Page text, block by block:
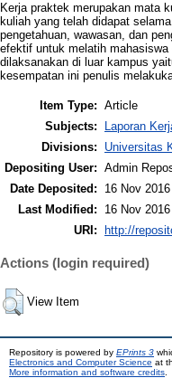
Kerja praktek merupakan mata
kuliah yang telah didapat
pengetahuan, wawasan, dan
efektif untuk melatih
dilaksanakan di luar kampus
kesempatan ini penulis
Item Type: Article
Subjects:
Laporan
Divisions:
Universitas
Depositing User: Admin
Date Deposited:
16 Nov
Last Modified:
16 Nov
URI:
http://
Actions (login required)
View Item
Repository is powered by EPrints 3
Electronics and Computer Science at
More information and software credits